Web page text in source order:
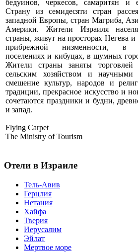
бедуинов, черкесов, самаритян и
Страну из семидесяти стран
западной Европы, стран Магриба,
Америки. Жители Израиля
страны, живут на просторах Негева
прибрежной низменности, в
поселениях и кибуцах, в шумных
Жители страны заняты
сельским хозяйством и научными
смешение культур, народов и
традиции, прекрасное искусство и
сочетаются праздники и будни,
и запад.
Flying Carpet
The Ministry of Tourism
Отели в Израиле
Тель-Авив
Герцлия
Нетания
Хайфа
Тверия
Иерусалим
Эйлат
Мертвое море